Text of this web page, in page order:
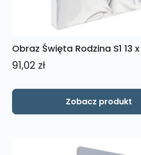
Obraz Święta Rodzina S1 13
91,02 zł
Zobacz produkt